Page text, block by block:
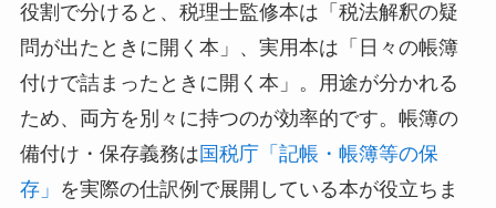
役割で分けると、税理士監修本は「税法解釈の疑
問が出たときに開く本」、実用本は「日々の帳簿
付けで詰まったときに開く本」。用途が分かれる
ため、両方を別々に持つのが効率的です。帳簿の
備付け・保存義務は 国税庁「記帳・帳簿等の保
存」 を実際の仕訳例で展開している本が役立ちま